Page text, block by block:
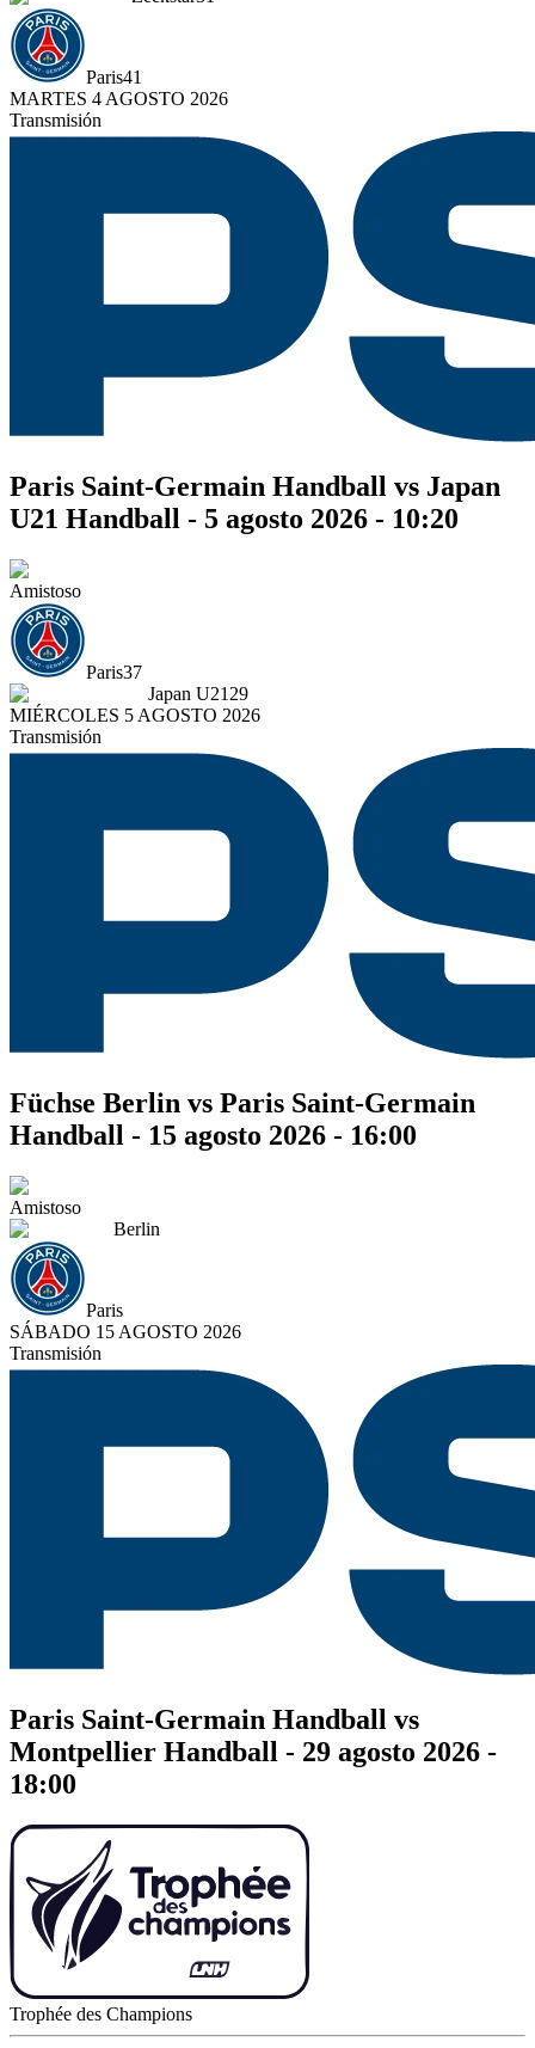
Paris41
MARTES 4 AGOSTO 2026
Transmisión
Paris Saint-Germain Handball vs Japan
U21 Handball - 5 agosto 2026 - 10:20
Amistoso
Paris37
Japan U21 29
MIÉRCOLES 5 AGOSTO 2026
Transmisión
Füchse Berlin vs Paris Saint-Germain
Handball - 15 agosto 2026 - 16:00
Amistoso
Berlin
Paris
SÁBADO 15 AGOSTO 2026
Transmisión
Paris Saint-Germain Handball vs
Montpellier Handball - 29 agosto 2026 -
18:00
Trophée des Champions